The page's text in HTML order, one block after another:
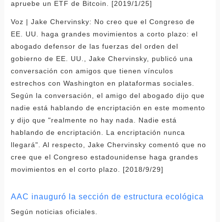
apruebe un ETF de Bitcoin. [2019/1/25]
Voz | Jake Chervinsky: No creo que el Congreso de
EE. UU. haga grandes movimientos a corto plazo: el
abogado defensor de las fuerzas del orden del
gobierno de EE. UU., Jake Chervinsky, publicó una
conversación con amigos que tienen vínculos
estrechos con Washington en plataformas sociales.
Según la conversación, el amigo del abogado dijo que
nadie está hablando de encriptación en este momento
y dijo que "realmente no hay nada. Nadie está
hablando de encriptación. La encriptación nunca
llegará". Al respecto, Jake Chervinsky comentó que no
cree que el Congreso estadounidense haga grandes
movimientos en el corto plazo. [2018/9/29]
AAC inauguró la sección de estructura ecológica
Según noticias oficiales.